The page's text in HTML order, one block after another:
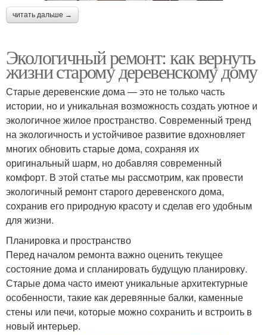
читать дальше →
Экологичный ремонт: как вернуть
жизни старому деревенскому дому
Старые деревенские дома — это не только часть
истории, но и уникальная возможность создать уютное и
экологичное жилое пространство. Современный тренд
на экологичность и устойчивое развитие вдохновляет
многих обновить старые дома, сохраняя их
оригинальный шарм, но добавляя современный
комфорт. В этой статье мы рассмотрим, как провести
экологичный ремонт старого деревенского дома,
сохранив его природную красоту и сделав его удобным
для жизни.
Планировка и пространство
Перед началом ремонта важно оценить текущее
состояние дома и спланировать будущую планировку.
Старые дома часто имеют уникальные архитектурные
особенности, такие как деревянные балки, каменные
стены или печи, которые можно сохранить и встроить в
новый интерьер.